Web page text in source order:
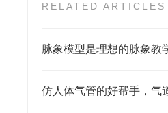
RELATED ARTICLES